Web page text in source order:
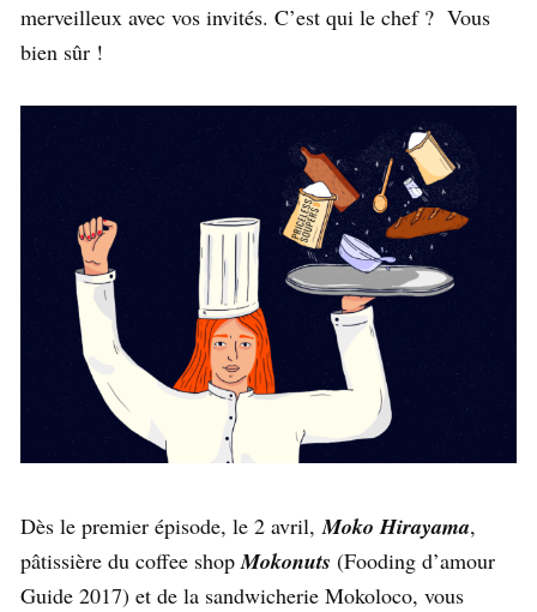
merveilleux avec vos invités. C’est qui le chef ? Vous
bien sûr !
Dès le premier épisode, le 2 avril, Moko Hirayama,
pâtissière du coffee shopMokonuts (Fooding d’amour
Guide 2017) et de la sandwicherie Mokoloco, vous